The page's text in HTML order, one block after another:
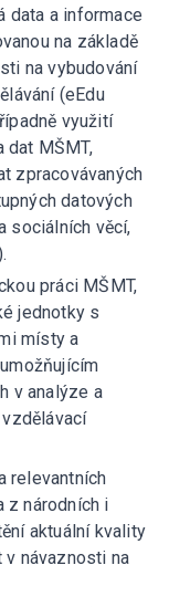
data a informace
na základě
na vybudování
(eEdu
využití
dat MŠMT,
zpracovávaných
datových
sociálních věcí,
práci MŠMT,
jednotky s
místy a
v analýze a
relevantních
z národních i
aktuální kvality
v návaznosti na